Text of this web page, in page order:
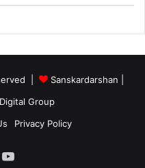
| Sanskardarshan
Group
Privacy Policy
YouTube